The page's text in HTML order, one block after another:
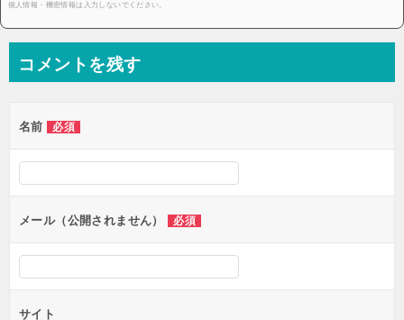
個人情報・機密情報は入力しないでください。
コメントを残す
名前 必須
メール（公開されません） 必須
サイト